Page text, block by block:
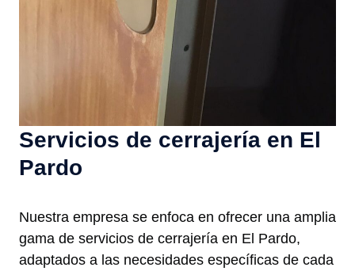
Servicios de cerrajería en El
Pardo
Nuestra empresa se enfoca en ofrecer una amplia
gama de servicios de cerrajería en El Pardo,
adaptados a las necesidades específicas de cada